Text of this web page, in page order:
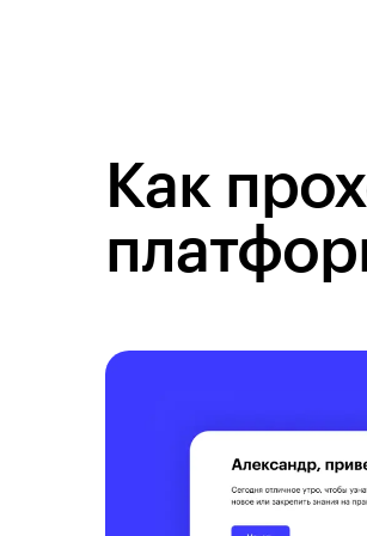
Как